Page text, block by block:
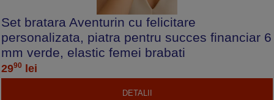
Set bratara Aventurin cu felicitare
personalizata, piatra pentru succes financiar 6
mm verde, elastic femei brabati
2990 lei
DETALII